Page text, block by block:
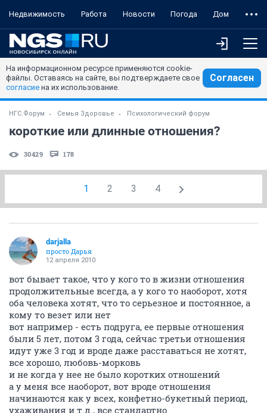
Недвижимость Работа Новости Погода Дом
На информационном ресурсе применяются cookie-
файлы. Оставаясь на сайте, вы подтверждаете свое
согласие на их использование.
Согласен
НГС.Форум Семья Здоровье Психологический форум
короткие или длинные отношения?
30429 178
1 2 3 4
darjalla
просто Дарья
12 апреля 2010
вот бывает такое, что у кого то в жизни отношения
продолжительные всегда, а у кого то наоборот, хотя
оба человека хотят, что то серьезное и постоянное, а
кому то везет или нет
вот например - есть подруга, ее первые отношения
были 5 лет, потом 3 года, сейчас третьи отношения
идут уже 3 год и вроде даже расставаться не хотят,
все хорошо, любовь-морковь
и не когда у нее не было коротких отношений
а у меня все наоборот, вот вроде отношения
начинаются как у всех, конфетно-букетный период,
ухаживания и т.д., все стандартно